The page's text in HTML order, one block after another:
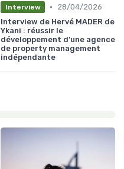
Interview •
28/04/2026
Interview de Hervé MADER de
Ykani : réussir le
développement d’une agence
de property management
indépendante